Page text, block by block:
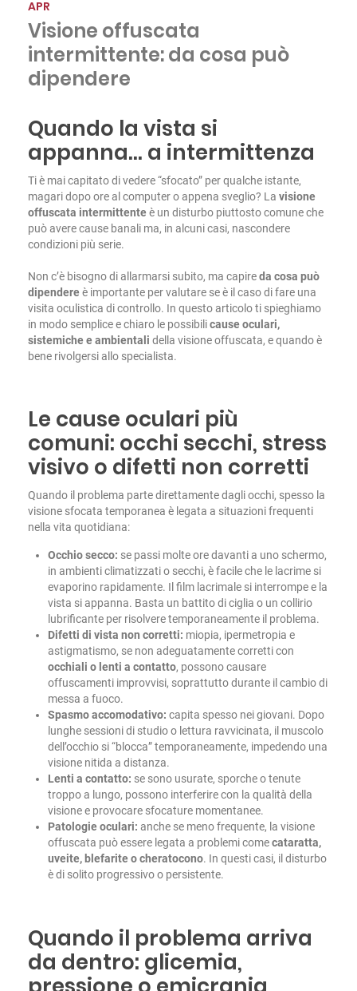
APR
Visione offuscata
intermittente: da cosa può
dipendere
Quando la vista si
appanna… a intermittenza
Ti è mai capitato di vedere “sfocato” per qualche istante,
magari dopo ore al computer o appena sveglio? La visione
offuscata intermittenteè un disturbo piuttosto comune che
può avere cause banali ma, in alcuni casi, nascondere
condizioni più serie.
Non c’è bisogno di allarmarsi subito, ma capireda cosa può
dipendereè importante per valutare se è il caso di fare una
visita oculistica di controllo. In questo articolo ti spieghiamo
in modo semplice e chiaro le possibilicause oculari,
sistemiche e ambientali della visione offuscata, e quando è
bene rivolgersi allo specialista.
Le cause oculari più
comuni: occhi secchi, stress
visivo o difetti non corretti
Quando il problema parte direttamente dagli occhi, spesso la
visione sfocata temporanea è legata a situazioni frequenti
nella vita quotidiana:
Occhio secco: se passi molte ore davanti a uno schermo,
in ambienti climatizzati o secchi, è facile che le lacrime si
evaporino rapidamente. Il film lacrimale si interrompe e la
vista si appanna. Basta un battito di ciglia o un collirio
lubrificante per risolvere temporaneamente il problema.
Difetti di vista non corretti: miopia, ipermetropia e
astigmatismo, se non adeguatamente corretti con
occhiali o lenti a contatto, possono causare
offuscamenti improvvisi, soprattutto durante il cambio di
messa a fuoco.
Spasmo accomodativo: capita spesso nei giovani. Dopo
lunghe sessioni di studio o lettura ravvicinata, il muscolo
dell’occhio si “blocca” temporaneamente, impedendo una
visione nitida a distanza.
Lenti a contatto: se sono usurate, sporche o tenute
troppo a lungo, possono interferire con la qualità della
visione e provocare sfocature momentanee.
Patologie oculari: anche se meno frequente, la visione
offuscata può essere legata a problemi comecataratta,
uveite, blefarite o cheratocono. In questi casi, il disturbo
è di solito progressivo o persistente.
Quando il problema arriva
da dentro: glicemia,